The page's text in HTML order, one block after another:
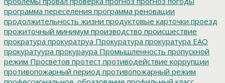
программа переселения программа реновации
продолжительность жизни продуктовые карточки проезд
прожиточный минимум производство происшествие
прократура прокуратруа Прокуратура прокуратура ЕАО
прокуратуура прокураура Промышленность пропускной
режим Просветов протест противодействие коррупции
противопожарный период противопожарный режим